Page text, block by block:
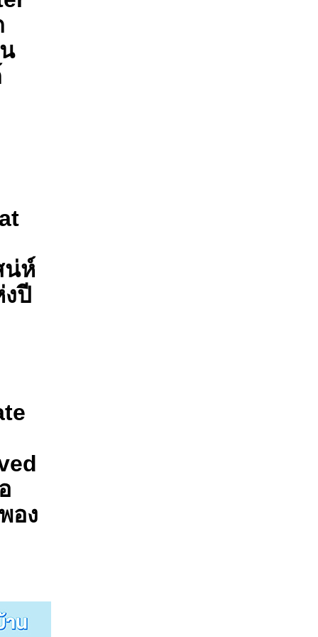
น่ห์
ปี
อง